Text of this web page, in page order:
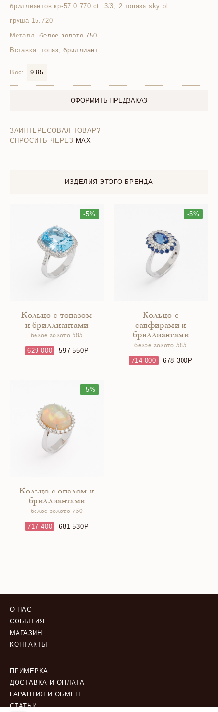
бриллиантов кр-57 0.770 ct. 3/3; 2 топаза sky bl
груша 15.720
Металл: белое золото 750
Вставка: топаз, бриллиант
Вес: 9.95
ОФОРМИТЬ ПРЕДЗАКАЗ
ЗАИНТЕРЕСОВАЛ ТОВАР?
СПРОСИТЬ ЧЕРЕЗ MAX
ИЗДЕЛИЯ ЭТОГО БРЕНДА
-5%
Кольцо с топазом
и бриллиантами
белое золото 585
629 000 597 550
-5%
Кольцо с
сапфирами и
бриллиантами
белое золото 585
714 000 678 300
-5%
Кольцо с опалом и
бриллиантами
белое золото 750
717 400 681 530
О НАС
СОБЫТИЯ
МАГАЗИН
КОНТАКТЫ
ПРИМЕРКА
ДОСТАВКА И ОПЛАТА
ГАРАНТИЯ И ОБМЕН
СТАТЬИ